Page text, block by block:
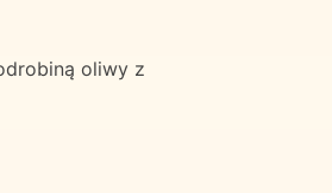
oliwy z